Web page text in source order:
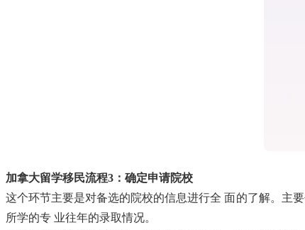
加拿大留学移民流程3：确定申请院校
这个环节主要是对备选的院校的信息进行全 面的了解。主
所学的专 业往年的录取情况。